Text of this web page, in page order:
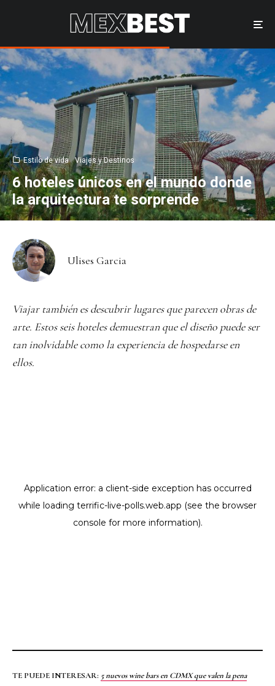
Estilo de vida Viajes y Destinos
6 hoteles únicos en el mundo donde
la arquitectura te sorprende
Ulises Garcia
Viajar también es descubrir lugares que parecen obras de
arte. Estos seis hoteles demuestran que el diseño puede ser
tan inolvidable como la experiencia de hospedarse en
ellos.
TE PUEDE INTERESAR: 5 nuevos wine bars en CDMX que valen la pena